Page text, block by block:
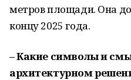
метров площади. Она
концу 2025 года.
– Какие символы и
архитектурном